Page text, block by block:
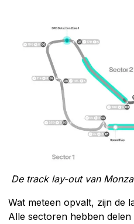
De track lay-out van
Wat meteen opvalt, zijn de
Alle sectoren hebben